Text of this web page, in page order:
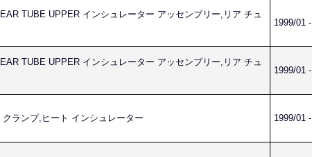
TUBE UPPER インシュレーター アッセンブリー,リア チュ
1999/01 -
TUBE UPPER インシュレーター アッセンブリー,リア チュ
1999/01 -
ランプ,ヒート インシュレーター 1999/01 -